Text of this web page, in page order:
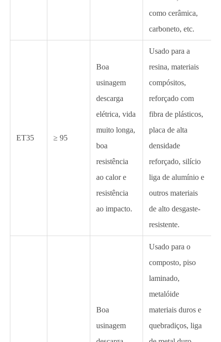
como cerâmica,
carboneto, etc.
ET35 ≥ 95
Boa
usinagem
descarga
elétrica, vida
muito longa,
boa
resistência
ao calor e
resistência
ao impacto.
Usado para a
resina, materiais
compósitos,
reforçado com
fibra de plásticos,
placa de alta
densidade
reforçado, silício
liga de alumínio e
outros materiais
de alto desgaste-
resistente.
Boa
usinagem
Usado para o
composto, piso
laminado,
metalóide
materiais duros e
quebradiços, liga